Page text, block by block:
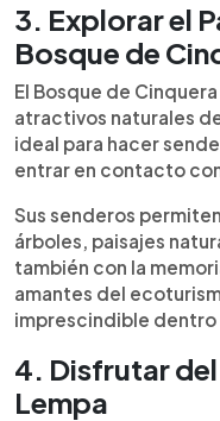
3. Explorar el
Bosque de
El Bosque de
atractivos naturales
ideal para hacer
entrar en contacto
Sus senderos
árboles, paisajes
también con la
amantes del
imprescindible dentro
4. Disfrutar
Lempa